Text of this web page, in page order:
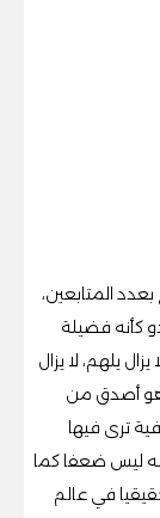
المتابعين،
كأنه فضيلة
يلهم، لا يزال
هو أصدق من
ترى فيها
ليس ضعفا كما
في عالم